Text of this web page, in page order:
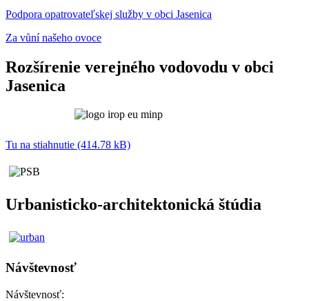
Podpora opatrovateľskej služby v obci Jasenica
Za vůní našeho ovoce
Rozšírenie verejného vodovodu v obci
Jasenica
Tu na stiahnutie (414.78 kB)
Urbanisticko-architektonická štúdia
Návštevnosť
Návštevnosť: